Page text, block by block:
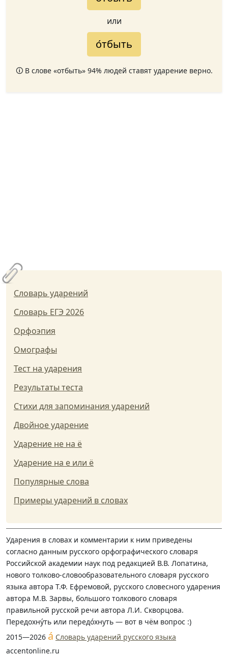
или
о́тбыть
🛈 В слове «отбыть» 94% людей ставят ударение верно.
Словарь ударений
Словарь ЕГЭ 2026
Орфоэпия
Омографы
Тест на ударения
Результаты теста
Стихи для запоминания ударений
Двойное ударение
Ударение не на ё
Ударение на е или ё
Популярные слова
Примеры ударений в словах
Ударения в словах и комментарии к ним приведены
согласно данным русского орфографического словаря
Российской академии наук под редакцией В.В. Лопатина,
нового толково-словообразовательного словаря русского
языка автора Т.Ф. Ефремовой, русского словесного ударения
автора М.В. Зарвы, большого толкового словаря
правильной русской речи автора Л.И. Скворцова.
Передохну́ть или передо́хнуть — вот в чём вопрос :)
2015—2026 á Словарь ударений русского языка
accentonline.ru